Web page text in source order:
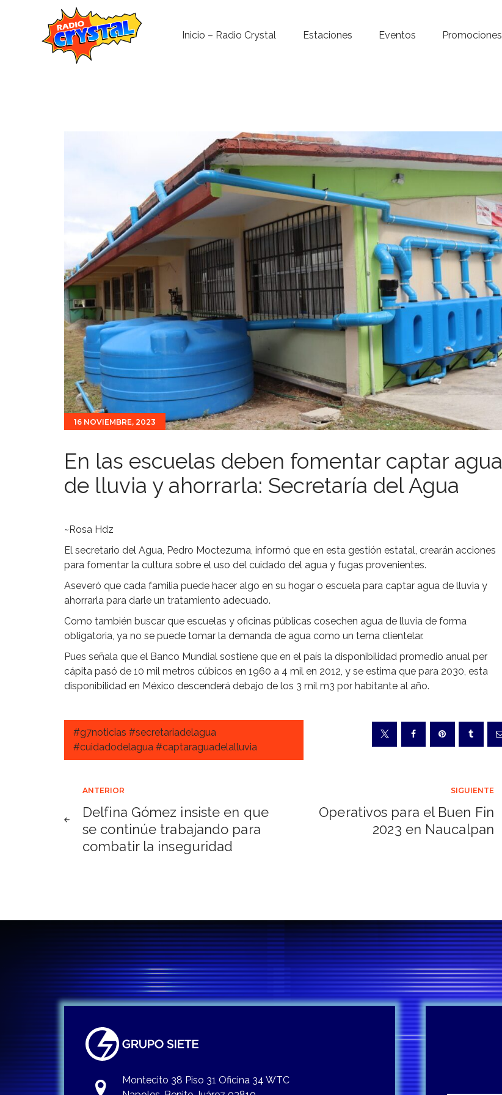
Inicio – Radio Crystal Estaciones Eventos Promociones
Noticias
Para ti
Contacto
16 NOVIEMBRE, 2023
En las escuelas deben fomentar captar agua
de lluvia y ahorrarla: Secretaría del Agua
~Rosa Hdz
El secretario del Agua, Pedro Moctezuma, informó que en esta gestión estatal, crearán acciones
para fomentar la cultura sobre el uso del cuidado del agua y fugas provenientes.
Aseveró que cada familia puede hacer algo en su hogar o escuela para captar agua de lluvia y
ahorrarla para darle un tratamiento adecuado.
Como también buscar que escuelas y oficinas públicas cosechen agua de lluvia de forma
obligatoria, ya no se puede tomar la demanda de agua como un tema clientelar.
Pues señala que el Banco Mundial sostiene que en el país la disponibilidad promedio anual per
cápita pasó de 10 mil metros cúbicos en 1960 a 4 mil en 2012, y se estima que para 2030, esta
disponibilidad en México descenderá debajo de los 3 mil m3 por habitante al año.
#g7noticias #secretariadelagua
#cuidadodelagua #captaraguadelalluvia
Navegación
de
entradas
ANTERIOR
Delfina Gómez insiste en que
se continúe trabajando para
combatir la inseguridad
SIGUIENTE
Operativos para el Buen Fin
2023 en Naucalpan
Montecito 38 Piso 31 Oficina 34 WTC